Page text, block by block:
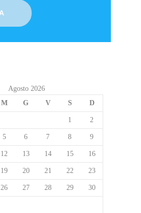
Agosto 2026
M G V S D
1 2
5 6 7 8 9
12 13 14 15 16
19 20 21 22 23
26 27 28 29 30